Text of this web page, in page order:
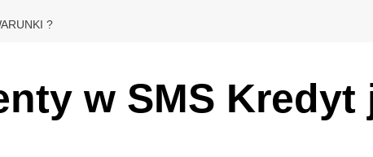
?
w SMS Kredyt